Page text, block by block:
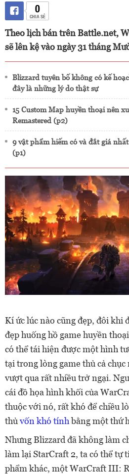
0
CHIA SẺ
Theo lịch bán trên Battle.net,
sẽ lên kệ vào ngày 31 tháng
Blizzard tuyên bố không có kế
đây là những lý do thật sự
15 Custom Map huyền thoại nên
Remastered (p2)
9 vật phẩm hiếm có và đắt giá
(p1)
Kí ức lúc nào cũng đẹp, đôi khi
đẹp huống hồ game huyền
có thể tái hiện được một hình
tại trong lòng game thủ cả
vượt qua rất nhiều trở ngại.
cái đồ họa hình khối của
thuộc với nó, rất khó để chiều
thủvốn khó tínhbằng một thứ
Nhưng Blizzard đã không làm
làm lại StarCraft 2, ta có thể tự
phẩm khác, một WarCraft III: